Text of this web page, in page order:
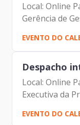
Local: Online
Gerência de
(Gerente
EVENTO DO
Despacho
Local: Online
Executiva da
Participantes:
Participação
EVENTO DO